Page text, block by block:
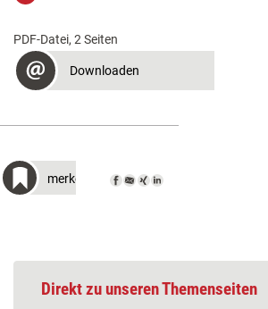
PDF-Datei, 2 Seiten
Downloaden
merken
Direkt zu unseren Themenseiten